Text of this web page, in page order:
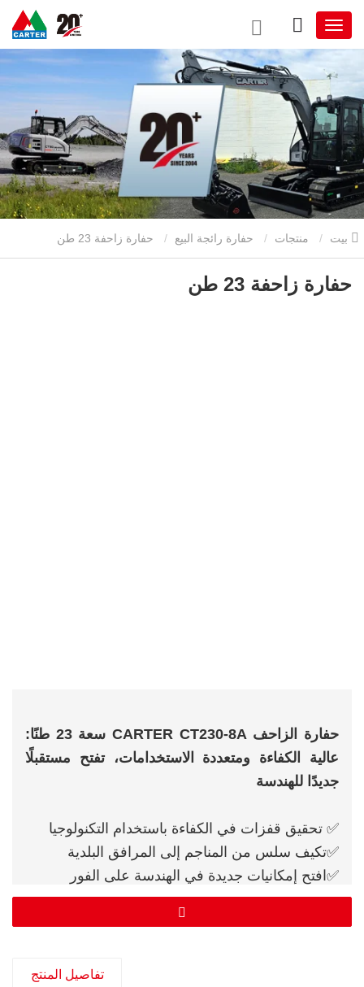
منتجات حفارة رائجة البيع
حفارة زاحفة 23 طن
حفارة الزاحف CARTER CT230-8A سعة 23 طنًا:
عالية الكفاءة ومتعددة الاستخدامات، تفتح مستقبلًا
جديدًا للهندسة
✅ تحقيق قفزات في الكفاءة باستخدام التكنولوجيا
✅تكيف سلس من المناجم إلى المرافق البلدية
✅افتح إمكانيات جديدة في الهندسة على الفور
تفاصيل المنتج